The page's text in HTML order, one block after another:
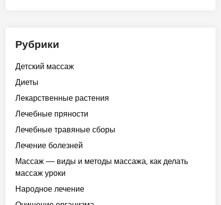
Рубрики
Детский массаж
Диеты
Лекарственные растения
Лечебные пряности
Лечебные травяные сборы
Лечение болезней
Массаж — виды и методы массажа, как делать
массаж уроки
Народное лечение